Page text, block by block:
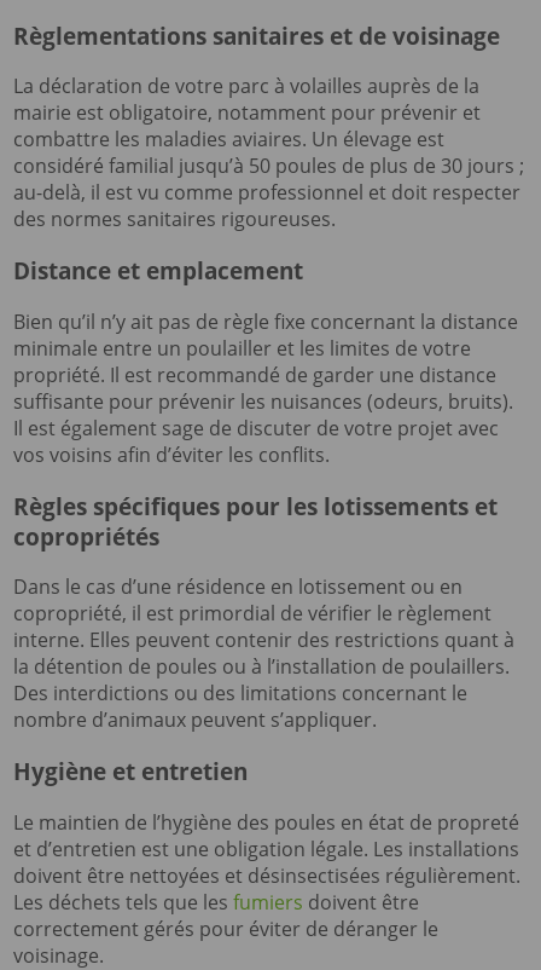
Règlementations sanitaires et de voisinage
La déclaration de votre parc à volailles auprès de la
mairie est obligatoire, notamment pour prévenir et
combattre les maladies aviaires. Un élevage est
considéré familial jusqu’à 50 poules de plus de 30 jours ;
au-delà, il est vu comme professionnel et doit respecter
des normes sanitaires rigoureuses.
Distance et emplacement
Bien qu’il n’y ait pas de règle fixe concernant la distance
minimale entre un poulailler et les limites de votre
propriété. Il est recommandé de garder une distance
suffisante pour prévenir les nuisances (odeurs, bruits).
Il est également sage de discuter de votre projet avec
vos voisins afin d’éviter les conflits.
Règles spécifiques pour les lotissements et
copropriétés
Dans le cas d’une résidence en lotissement ou en
copropriété, il est primordial de vérifier le règlement
interne. Elles peuvent contenir des restrictions quant à
la détention de poules ou à l’installation de poulaillers.
Des interdictions ou des limitations concernant le
nombre d’animaux peuvent s’appliquer.
Hygiène et entretien
Le maintien de l’hygiène des poules en état de propreté
et d’entretien est une obligation légale. Les installations
doivent être nettoyées et désinsectisées régulièrement.
Les déchets tels que lesfumiers doivent être
correctement gérés pour éviter de déranger le
voisinage.